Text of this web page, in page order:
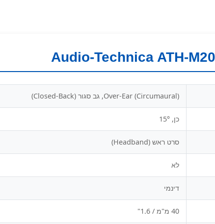
Over-Ear (Circumaural), גב סגור (Closed-Back)
כן, 15°
סרט ראש (Headband)
לא
דינמי
40 מ"מ / 1.6"